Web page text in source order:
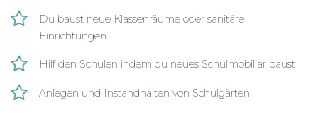
Du baust neue Klassenräume oder sanitäre
Einrichtungen
Hilf den Schulen indem du neues Schulmobiliar baust
Anlegen und Instandhalten von Schulgärten